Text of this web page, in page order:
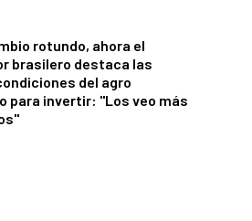
rotundo, ahora el
brasilero destaca las
del agro
para invertir: "Los veo más